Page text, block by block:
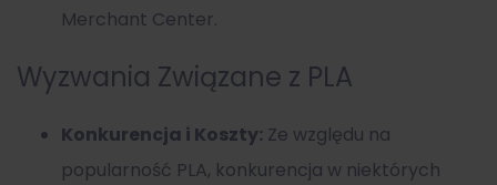
Merchant Center.
Wyzwania Związane z PLA
Konkurencja i Koszty: Ze względu na
popularność PLA, konkurencja w niektórych